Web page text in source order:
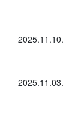
2025.11.10.
2025.11.03.